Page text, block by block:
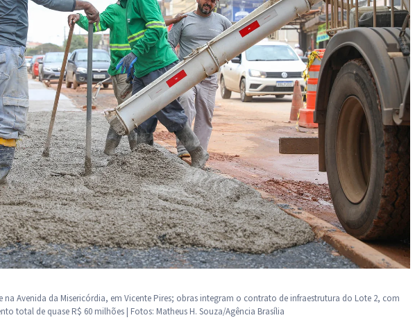
Avenida da Misericórdia, em Vicente Pires; obras integram o contrato de infraestrutura do Lote 2, com
total de quase R$ 60 milhões | Fotos: Matheus H. Souza/Agência Brasília